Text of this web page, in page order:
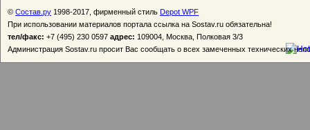
© Состав.ру 1998-2017, фирменный стиль Depot WPF
При использовании материалов портала ссылка на Sostav.ru обязательна!
тел/факс: +7 (495) 230 0597 адрес: 109004, Москва, Полковая 3/3
Администрация Sostav.ru просит Вас сообщать о всех замеченных технических